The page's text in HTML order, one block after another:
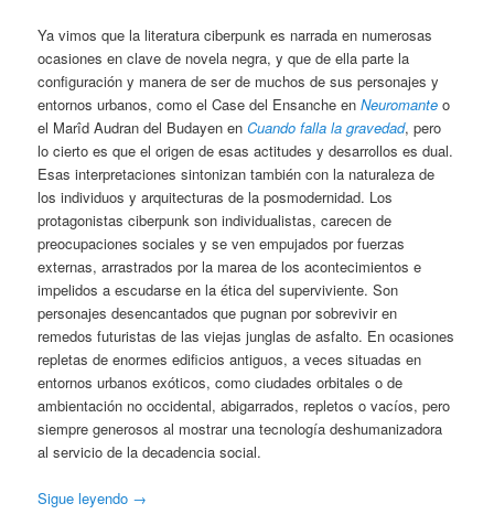
Ya vimos que la literatura ciberpunk es narrada en numerosas
ocasiones en clave de novela negra, y que de ella parte la
configuración y manera de ser de muchos de sus personajes y
entornos urbanos, como el Case del Ensanche enNeuromante o
el Marîd Audran del Budayen enCuando falla la gravedad, pero
lo cierto es que el origen de esas actitudes y desarrollos es dual.
Esas interpretaciones sintonizan también con la naturaleza de
los individuos y arquitecturas de la posmodernidad. Los
protagonistas ciberpunk son individualistas, carecen de
preocupaciones sociales y se ven empujados por fuerzas
externas, arrastrados por la marea de los acontecimientos e
impelidos a escudarse en la ética del superviviente. Son
personajes desencantados que pugnan por sobrevivir en
remedos futuristas de las viejas junglas de asfalto. En ocasiones
repletas de enormes edificios antiguos, a veces situadas en
entornos urbanos exóticos, como ciudades orbitales o de
ambientación no occidental, abigarrados, repletos o vacíos, pero
siempre generosos al mostrar una tecnología deshumanizadora
al servicio de la decadencia social.
Sigue leyendo →